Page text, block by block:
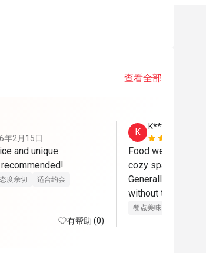
查看全部
年2月15日
and unique
态度亲切
适合约会
有帮助 (0)
K
K****n
Food were good,
cozy space, a bit
Generally small
without the 50%,
Everything is
餐点美味